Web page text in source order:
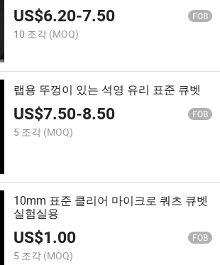
US$6.20-7.50 FOB
10 조각 (MOQ)
랩용 뚜껑이 있는 석영 유리 표준 큐벳
US$7.50-8.50 FOB
5 조각 (MOQ)
10mm 표준 클리어 마이크로 쿼츠 큐벳
실험실용
US$1.00 FOB
5 조각 (MOQ)